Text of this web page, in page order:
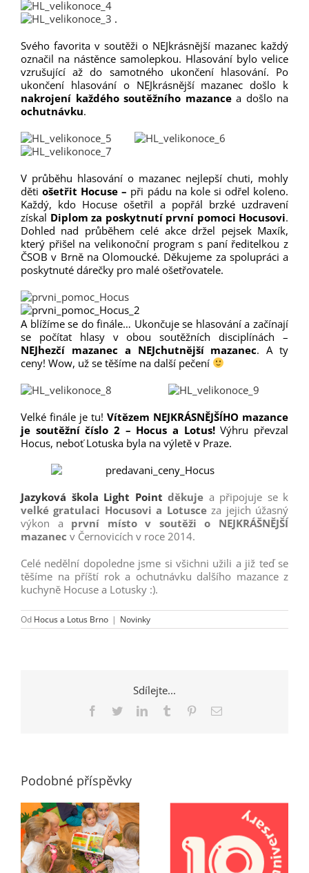
.
Svého favorita v soutěži o NEJkrásnější mazanec každý
označil na nástěnce samolepkou. Hlasování bylo velice
vzrušující až do samotného ukončení hlasování. Po
ukončení hlasování o NEJkrásnější mazanec došlo k
nakrojení každého soutěžního mazancea došlo na
ochutnávku.
V průběhu hlasování o mazanec nejlepší chuti, mohly
dětiošetřit Hocuse – při pádu na kole si odřel koleno.
Každý, kdo Hocuse ošetřil a popřál brzké uzdravení
získal Diplom za poskytnutí první pomoci Hocusovi.
Dohled nad průběhem celé akce držel pejsek Maxík,
který přišel na velikonoční program s paní ředitelkou z
ČSOB v Brně na Olomoucké. Děkujeme za spolupráci a
poskytnuté dárečky pro malé ošetřovatele.
A blížíme se do finále… Ukončuje se hlasování a začínají
se počítat hlasy v obou soutěžních disciplínách –
NEJhezčí mazanec a NEJchutnější mazanec. A ty
ceny! Wow, už se těšíme na další pečení
Velké finále je tu! Vítězem NEJKRÁSNĚJŠÍHO mazance
je soutěžní číslo 2 – Hocus a Lotus!Výhru převzal
Hocus, neboť Lotuska byla na výletě v Praze.
Jazyková škola Light Point děkuje a připojuje se k
velké gratulaci Hocusovi a Lotusceza jejich úžasný
výkon a první místo v soutěži o NEJKRÁŠNĚJŠÍ
mazanec v Černovicích v roce 2014.
Celé nedělní dopoledne jsme si všichni užili a již teď se
těšíme na příští rok a ochutnávku dalšího mazance z
kuchyně Hocuse a Lotusky :).
Od Hocus a Lotus Brno | Novinky
Sdílejte...
Facebook
TwitterLinkedInTumblr Pinterest
E-
Podobné příspěvky